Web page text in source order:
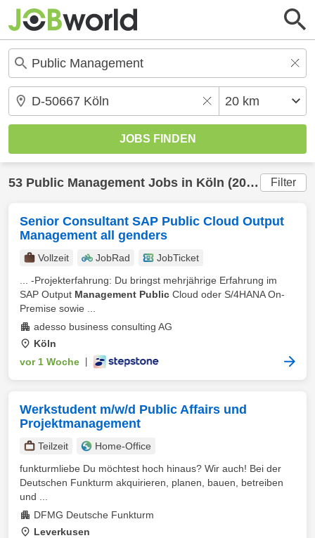
53 Public Management Jobs in Köln (20 km) gefunden Filter
Senior Consultant SAP Public Cloud Output
Management all genders
Vollzeit JobRad
JobTicket
... -Projekterfahrung: Du bringst mehrjährige Erfahrung im
SAP Output Management Public Cloud oder S/4HANA On-
Premise sowie ...
adesso business consulting AG
Köln
vor 1 Woche
Werkstudent m/w/d Public Affairs und
Projektmanagement
Teilzeit
Home-Office
funkturmliebe Du möchtest hoch hinaus? Wir auch! Bei der
Deutschen Funkturm akquirieren, planen, bauen, betreiben
und ...
DFMG Deutsche Funkturm
Leverkusen